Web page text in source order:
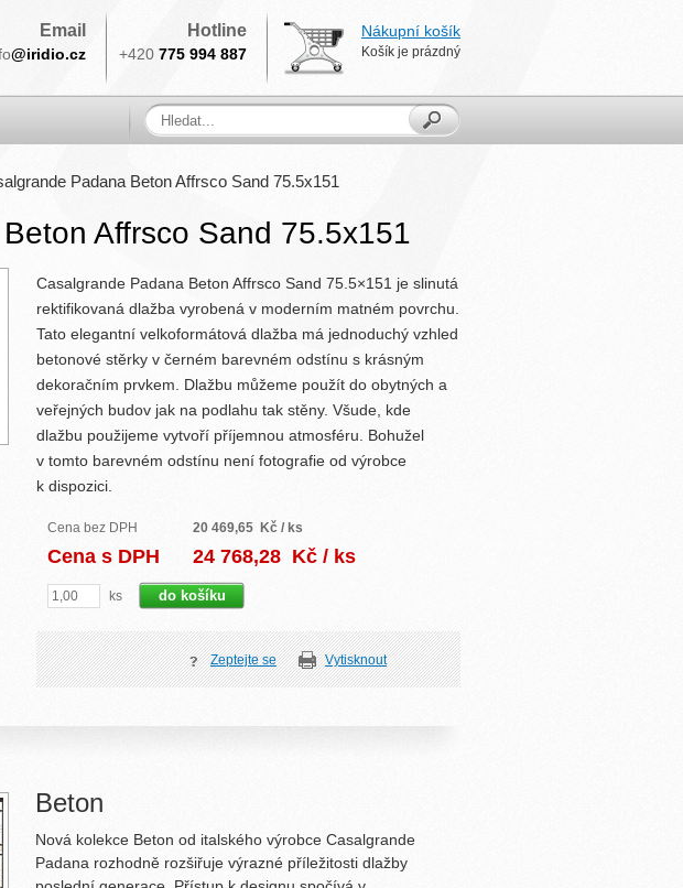
Email
@iridio.cz
Hotline
+420 775 994 887
Nákupní košík
Košík je prázdný
Padana Beton Affrsco Sand 75.5x151
Affrsco Sand 75.5x151
Casalgrande Padana Beton Affrsco Sand 75.5×151 je slinutá
rektifikovaná dlažba vyrobená v moderním matném povrchu.
Tato elegantní velkoformátová dlažba má jednoduchý vzhled
betonové stěrky v černém barevném odstínu s krásným
dekoračním prvkem. Dlažbu můžeme použít do obytných a
veřejných budov jak na podlahu tak stěny. Všude, kde
dlažbu použijeme vytvoří příjemnou atmosféru. Bohužel
v tomto barevném odstínu není fotografie od výrobce
k dispozici.
Cena bez DPH 20 469,65 Kč / ks
Cena s DPH 24 768,28 Kč / ks
ks
Zeptejte se Vytisknout
Beton
Nová kolekce Beton od italského výrobce Casalgrande
Padana rozhodně rozšiřuje výrazné příležitosti dlažby